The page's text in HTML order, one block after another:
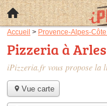
Accueil > Provence-Alpes-
Pizzeria à Arles
iPizzeria.fr vous propose la
Vue carte